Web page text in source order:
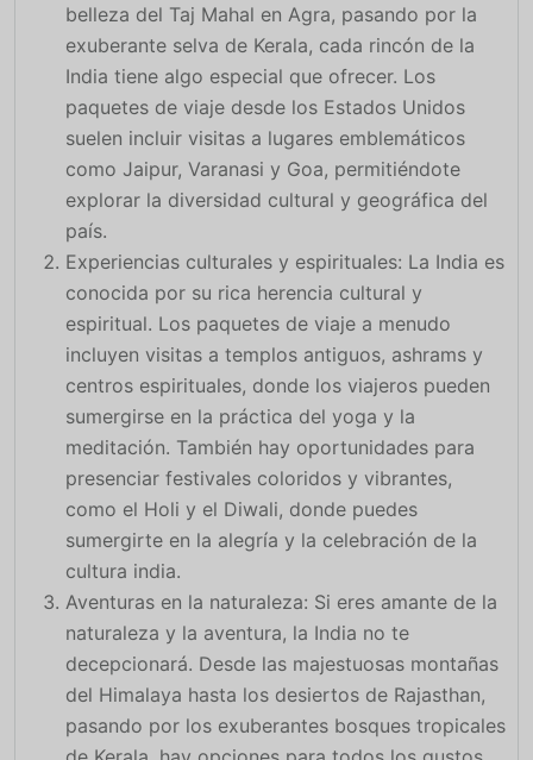
belleza del Taj Mahal en Agra, pasando por la
exuberante selva de Kerala, cada rincón de la
India tiene algo especial que ofrecer. Los
paquetes de viaje desde los Estados Unidos
suelen incluir visitas a lugares emblemáticos
como Jaipur, Varanasi y Goa, permitiéndote
explorar la diversidad cultural y geográfica del
país.
Experiencias culturales y espirituales: La India es
conocida por su rica herencia cultural y
espiritual. Los paquetes de viaje a menudo
incluyen visitas a templos antiguos, ashrams y
centros espirituales, donde los viajeros pueden
sumergirse en la práctica del yoga y la
meditación. También hay oportunidades para
presenciar festivales coloridos y vibrantes,
como el Holi y el Diwali, donde puedes
sumergirte en la alegría y la celebración de la
cultura india.
Aventuras en la naturaleza: Si eres amante de la
naturaleza y la aventura, la India no te
decepcionará. Desde las majestuosas montañas
del Himalaya hasta los desiertos de Rajasthan,
pasando por los exuberantes bosques tropicales